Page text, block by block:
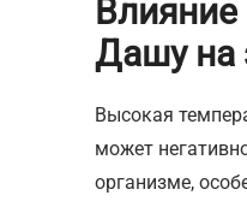
Влияние
Дашу на
Высокая
может
организме,